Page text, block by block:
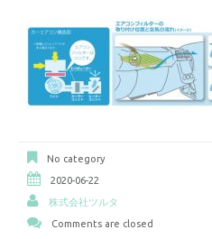
No category
2020-06-22
株式会社ツルタ
Comments are closed